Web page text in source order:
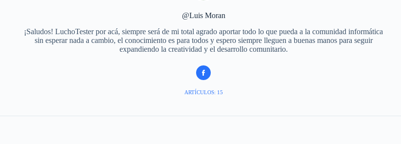
@Luis Moran
¡Saludos! LuchoTester por acá, siempre será de mi total agrado aportar todo lo que pueda a la comunidad informática
sin esperar nada a cambio, el conocimiento es para todos y espero siempre lleguen a buenas manos para seguir
expandiendo la creatividad y el desarrollo comunitario.
ARTÍCULOS: 15